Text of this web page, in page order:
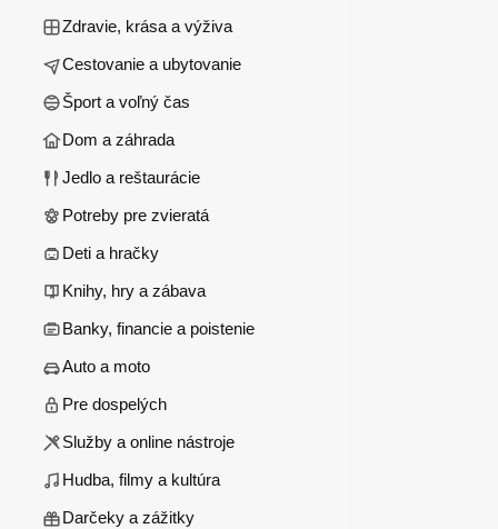
Zdravie, krása a výživa
Cestovanie a ubytovanie
Šport a voľný čas
Dom a záhrada
Jedlo a reštaurácie
Potreby pre zvieratá
Deti a hračky
Knihy, hry a zábava
Banky, financie a poistenie
Auto a moto
Pre dospelých
Služby a online nástroje
Hudba, filmy a kultúra
Darčeky a zážitky